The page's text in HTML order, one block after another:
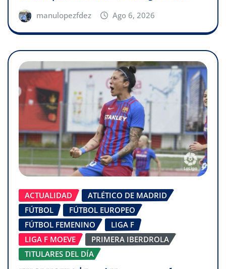
manulopezfdez Ago 6, 2026
ACTUALIDAD
ATLÉTICO DE MADRID
FÚTBOL
FÚTBOL EUROPEO
FÚTBOL FEMENINO
LIGA F
LIGA F MOEVE
PRIMERA IBERDROLA
TITULARES DEL DÍA